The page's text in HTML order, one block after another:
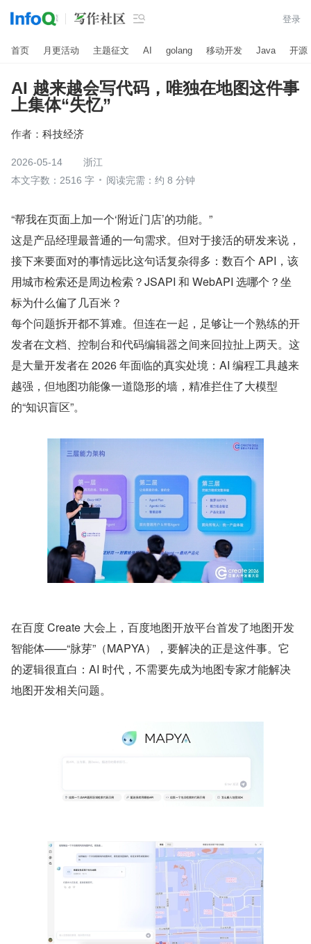
 登录
首页 月更活动 主题征文 AI golang 移动开发 Java 开源
AI 越来越会写代码，唯独在地图这件事
上集体“失忆”
作者： 科技经济
2026-05-14
浙江
本文字数：2516 字
阅读完需：约 8 分钟
“帮我在页面上加一个‘附近门店’的功能。”
这是产品经理最普通的一句需求。但对于接活的研发来说，
接下来要面对的事情远比这句话复杂得多：数百个 API，该
用城市检索还是周边检索？JSAPI 和 WebAPI 选哪个？坐
标为什么偏了几百米？
每个问题拆开都不算难。但连在一起，足够让一个熟练的开
发者在文档、控制台和代码编辑器之间来回拉扯上两天。这
是大量开发者在 2026 年面临的真实处境：AI 编程工具越来
越强，但地图功能像一道隐形的墙，精准拦住了大模型
的“知识盲区”。
在百度 Create 大会上，百度地图开放平台首发了地图开发
智能体——“脉芽”（MAPYA），要解决的正是这件事。它
的逻辑很直白：AI 时代，不需要先成为地图专家才能解决
地图开发相关问题。